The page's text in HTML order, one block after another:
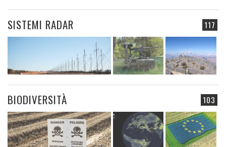
117
SISTEMI RADAR
103
BIODIVERSITÀ